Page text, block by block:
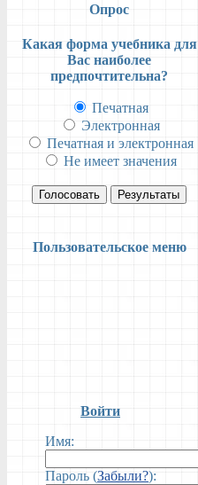
Опрос
Какая форма учебника для
Вас наиболее
предпочтительна?
Печатная
Электронная
Печатная и электронная
Не имеет значения
Голосовать Результаты
Пользовательское меню
Войти
Имя:
Пароль (Забыли?):